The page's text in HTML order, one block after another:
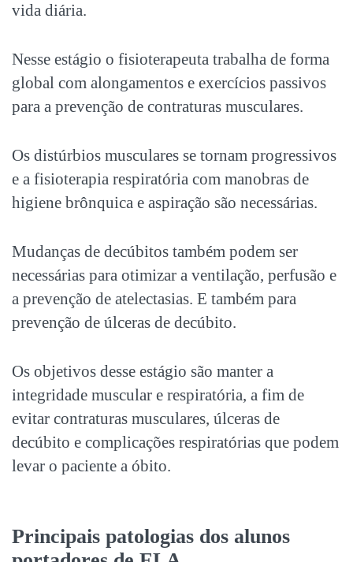
vida diária.
Nesse estágio o fisioterapeuta trabalha de forma
global com alongamentos e exercícios passivos
para a prevenção de contraturas musculares.
Os distúrbios musculares se tornam progressivos
e a fisioterapia respiratória com manobras de
higiene brônquica e aspiração são necessárias.
Mudanças de decúbitos também podem ser
necessárias para otimizar a ventilação, perfusão e
a prevenção de atelectasias. E também para
prevenção de úlceras de decúbito.
Os objetivos desse estágio são manter a
integridade muscular e respiratória, a fim de
evitar contraturas musculares, úlceras de
decúbito e complicações respiratórias que podem
levar o paciente a óbito.
Principais patologias dos alunos